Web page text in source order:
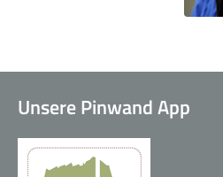
Unsere Pinwand App